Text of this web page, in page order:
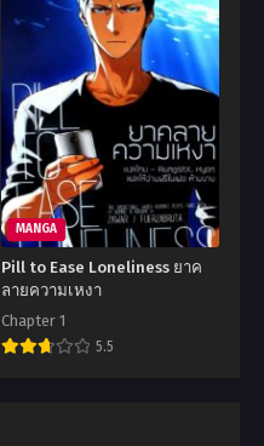
MANGA
Pill to Ease Loneliness ยาค
ลายความเหงา
Chapter 1
5.5